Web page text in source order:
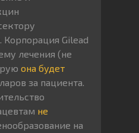
Корпорация Gilead
лечения (не
она будет
за пациента.
не
на